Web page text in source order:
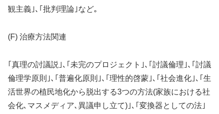
観主義｣､｢批判理論｣など｡
(F) 治療方法関連
｢真理の討議説｣､｢未完のプロジェクト｣､｢討議倫理｣､｢討議
倫理学原則｣､｢普遍化原則｣､｢理性的啓蒙｣､｢社会進化｣､｢生
活世界の植民地化から脱出する3つの方法(家族における社
会化､マスメディア､異議申し立て)｣､｢変換器としての法｣